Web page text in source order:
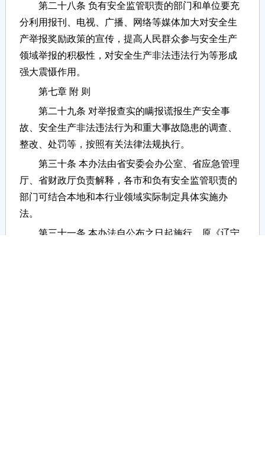
第二十八条 负有安全监管职责的部门和单位要充
分利用报刊、电视、广播、网络等媒体加大对安全生
产举报奖励政策的宣传，提高人民群众参与安全生产
领域举报的积极性，对安全生产非法违法行为等形成
强大震慑作用。
第七章 附 则
第二十九条 对举报查实的瞒报谎报生产安全事
故、安全生产非法违法行为和重大事故隐患的调查、
整改、处罚等，按照有关法律法规执行。
第三十条 本办法由省安委会办公室、省应急管理
厅、省财政厅负责解释，各市和负有安全监管职责的
部门可结合本地和本行业领域实际制定具体实施办
法。
第三十一条 本办法自公布之日起施行，原《辽宁